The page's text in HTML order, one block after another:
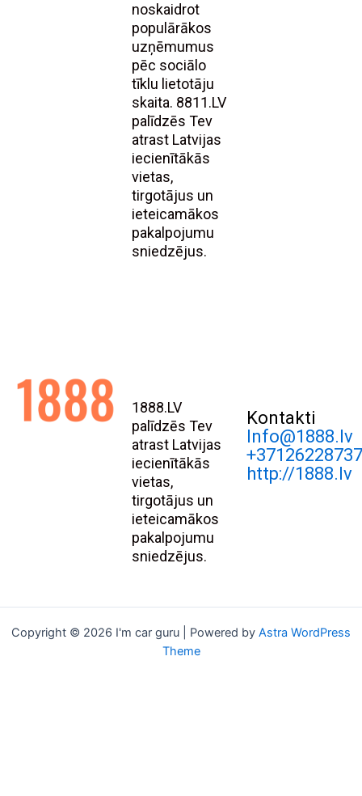
noskaidrot
populārākos
uzņēmumus
pēc sociālo
tīklu lietotāju
skaita. 8811.LV
palīdzēs Tev
atrast Latvijas
iecienītākās
vietas,
tirgotājus un
ieteicamākos
pakalpojumu
sniedzējus.
1888.LV
palīdzēs Tev
atrast Latvijas
iecienītākās
vietas,
tirgotājus un
ieteicamākos
pakalpojumu
sniedzējus.
Kontakti
Info@1888.lv
http://1888.lv
Copyright © 2026 I'm car guru | Powered by Astra WordPress
Theme